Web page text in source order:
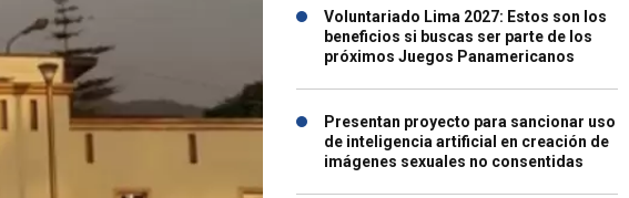
Voluntariado Lima 2027: Estos son los
beneficios si buscas ser parte de los
próximos Juegos Panamericanos
Presentan proyecto para sancionar uso
de inteligencia artificial en creación de
imágenes sexuales no consentidas